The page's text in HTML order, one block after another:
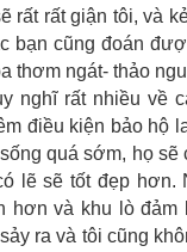
rất rất giận tôi, và
bạn cũng đoán
thơm ngát- thảo
nghĩ rất nhiều về
điều kiện bảo hộ
quá sớm, họ
lẽ sẽ tốt đẹp
hơn và khu lò
ra và tôi cũng